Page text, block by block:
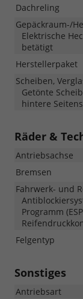
Dachreling
Gepäckraum-/
Elektrische
betätigt
Herstellerpaket
Scheiben,
Getönte
hintere
Räder &
Antriebsachse
Bremsen
Fahrwerk- und
Programm
Felgentyp
Sonstiges
Antriebsart